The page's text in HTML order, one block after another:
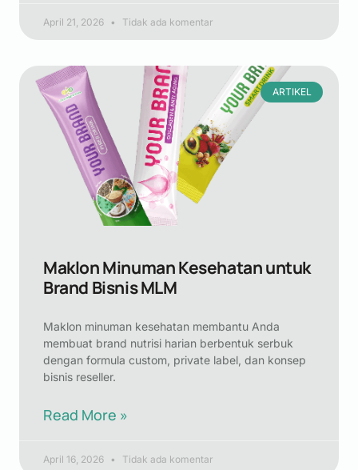
April 21, 2026 Tidak ada komentar
ARTIKEL
Maklon Minuman Kesehatan untuk
Brand Bisnis MLM
Maklon minuman kesehatan membantu Anda
membuat brand nutrisi harian berbentuk serbuk
dengan formula custom, private label, dan konsep
bisnis reseller.
Read More »
April 16, 2026 Tidak ada komentar